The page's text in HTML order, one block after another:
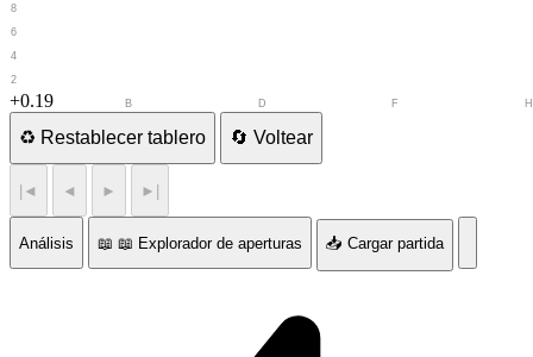
+0.19
2
4
6
8
B D F H
♻️ Restablecer tablero 🔄 Voltear
|◄ ◄ ► ►|
Análisis 📖 📖 Explorador de aperturas 📥 Cargar partida